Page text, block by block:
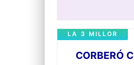
CORBERÓ
LA 3 MILLOR